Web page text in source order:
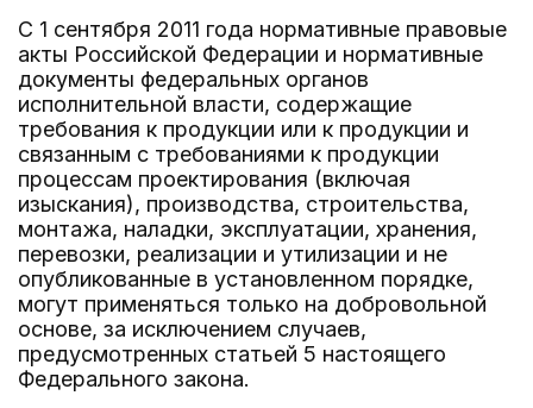
С 1 сентября 2011 года нормативные правовые
акты Российской Федерации и нормативные
документы федеральных органов
исполнительной власти, содержащие
требования к продукции или к продукции и
связанным с требованиями к продукции
процессам проектирования (включая
изыскания), производства, строительства,
монтажа, наладки, эксплуатации, хранения,
перевозки, реализации и утилизации и не
опубликованные в установленном порядке,
могут применяться только на добровольной
основе, за исключением случаев,
предусмотренных статьей 5 настоящего
Федерального закона.